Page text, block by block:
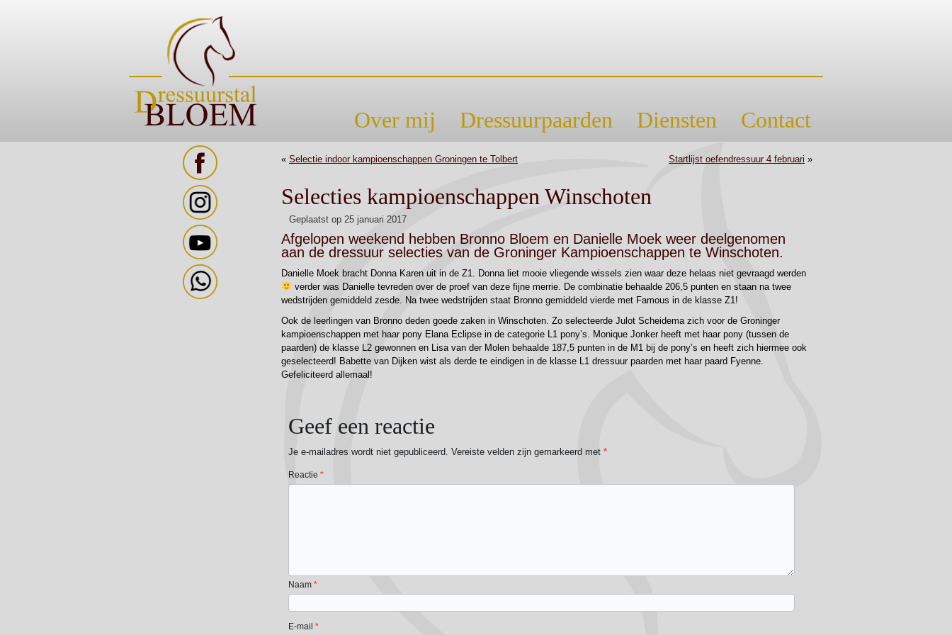
Over mij Dressuurpaarden Diensten Contact
« Selectie indoor kampioenschappen Groningen te Tolbert Startlijst oefendressuur 4 februari »
Selecties kampioenschappen Winschoten
Geplaatst op 25 januari 2017
Afgelopen weekend hebben Bronno Bloem en Danielle Moek weer deelgenomen
aan de dressuur selecties van de Groninger Kampioenschappen te Winschoten.
Danielle Moek bracht Donna Karen uit in de Z1. Donna liet mooie vliegende wissels zien waar deze helaas niet gevraagd werden
verder was Danielle tevreden over de proef van deze fijne merrie. De combinatie behaalde 206,5 punten en staan na twee
wedstrijden gemiddeld zesde. Na twee wedstrijden staat Bronno gemiddeld vierde met Famous in de klasse Z1!
Ook de leerlingen van Bronno deden goede zaken in Winschoten. Zo selecteerde Julot Scheidema zich voor de Groninger
kampioenschappen met haar pony Elana Eclipse in de categorie L1 pony’s. Monique Jonker heeft met haar pony (tussen de
paarden) de klasse L2 gewonnen en Lisa van der Molen behaalde 187,5 punten in de M1 bij de pony’s en heeft zich hiermee ook
geselecteerd! Babette van Dijken wist als derde te eindigen in de klasse L1 dressuur paarden met haar paard Fyenne.
Gefeliciteerd allemaal!
Geef een reactie
Je e-mailadres wordt niet gepubliceerd. Vereiste velden zijn gemarkeerd met *
Reactie *
Naam *
E-mail *